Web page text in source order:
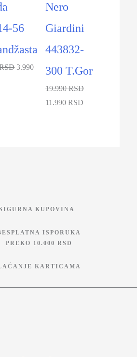
56
3.990
Nero
Giardini
443832-
300 T.Gor
19.990 RSD
11.990 RSD
KUPOVINA
ISPORUKA
PREKO 10.000 RSD
KARTICAMA